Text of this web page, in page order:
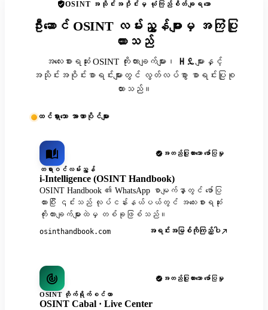
OSINT အသိုင်းအဝိုင်းမှ ယုံကြည်စိတ်ချရသော
ဦးဆောင် OSINT လမ်းညွှန်များမှ အကြံပြု
ထားသည်
အလေးစားရဆုံး OSINT ကိုးကားချက်များ၊ ዘዴများနှင့်
အသိုင်းအဝိုင်းစာရင်းများတွင် လွတ်လပ်စွာ စာရင်းပြုစု
ထားသည်။
ထင်ရှားသော အာဏာပိုင်များ
အတည်ပြုထားသော ဖော်ပြမှု
တရားဝင်လမ်းညွှန်
i-Intelligence (OSINT Handbook)
OSINT Handbook ၏ WhatsApp စာမျက်နှာတွင် ဖော်ပြ
ထားပြီး ၎င်းသည် လုပ်ငန်းနယ်ပယ်တွင် အလေးစားရဆုံး
ကိုးကားချက်များထဲမှ တစ်ခုဖြစ်သည်။
osinthandbook.com အရင်းအမြစ်ကိုကြည့်ပါ
အတည်ပြုထားသော ဖော်ပြမှု
OSINT တိုက်ရိုက်စင်တာ
OSINT Cabal · Live Center